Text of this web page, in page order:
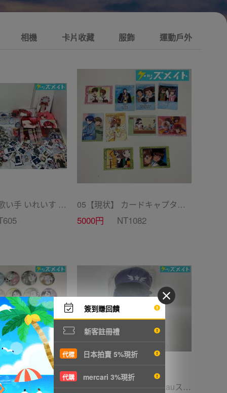
簽到賺回饋
新客註冊禮
代標 日本拍賣 5%現折
代購 mercari 3%現折
相機 卡片收藏 服飾 運動戶外
10 【現状】 歌い手 いれいす グッズ まとめ売り ぬいぐるみ バッジ・キーホルダー 紙類 他 05【現状】 カードキャプターさくら CC グッズ まとめ売り カードダス マスターズ 初版 木之本桜 少狼 他
5000円 NT1082
05 【現状】 歌い手 Ado auスマートパスプレミアム コレボレーション コレクション ぬいぐるみ FREEDOM